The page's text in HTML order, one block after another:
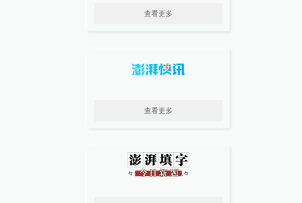
查看更多
查看更多